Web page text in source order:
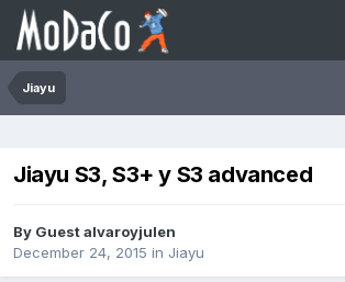
Jiayu
Jiayu S3, S3+ y S3 advanced
By Guest alvaroyjulen
December 24, 2015 in Jiayu